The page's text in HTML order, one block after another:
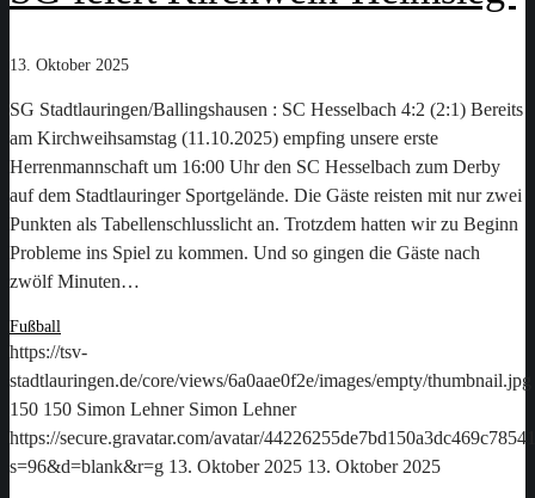
13. Oktober 2025
SG Stadtlauringen/Ballingshausen : SC Hesselbach 4:2 (2:1) Bereits
am Kirchweihsamstag (11.10.2025) empfing unsere erste
Herrenmannschaft um 16:00 Uhr den SC Hesselbach zum Derby
auf dem Stadtlauringer Sportgelände. Die Gäste reisten mit nur zwei
Punkten als Tabellenschlusslicht an. Trotzdem hatten wir zu Beginn
Probleme ins Spiel zu kommen. Und so gingen die Gäste nach
zwölf Minuten…
Fußball
https://tsv-
stadtlauringen.de/core/views/6a0aae0f2e/images/empty/thumbnail.jpg
150 150 Simon Lehner Simon Lehner
https://secure.gravatar.com/avatar/
s=96&d=blank&r=g 13. Oktober 2025 13. Oktober 2025